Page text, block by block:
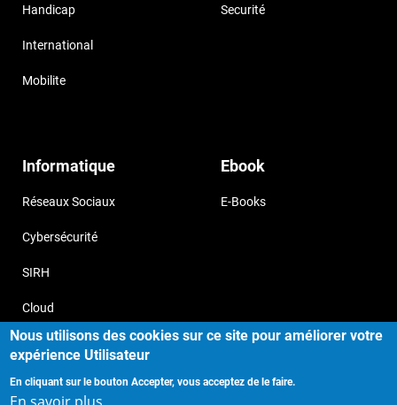
Handicap
International
Mobilite
Securité
Informatique
Réseaux Sociaux
Cybersécurité
SIRH
Cloud
Ebook
E-Books
Copyright © 2017, Storizborn , all
Nous utilisons des cookies sur ce site pour améliorer votre
expérience Utilisateur
En cliquant sur le bouton Accepter, vous acceptez de le faire.